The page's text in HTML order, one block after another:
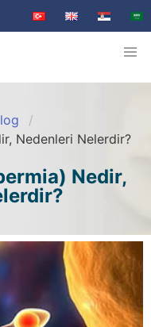
Nedenleri Nelerdir?
Nedir,